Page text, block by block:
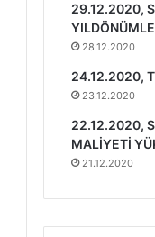
29.12.2020,
28.12.2020
24.12.2020,
23.12.2020
22.12.2020,
MALİYETİ
21.12.2020